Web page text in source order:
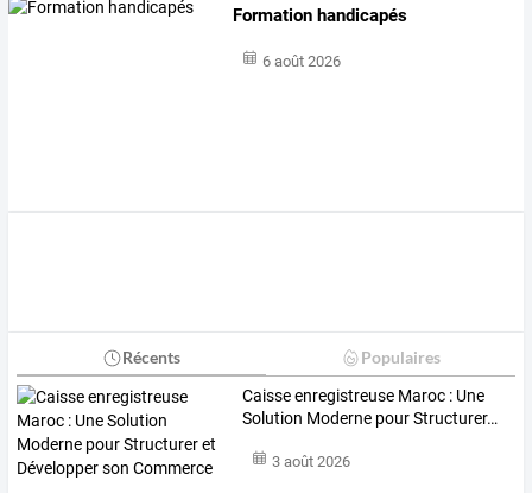
Formation handicapés
6 août 2026
Récents Populaires
Caisseenregistreuse Maroc : Une
Solution Moderne pourStructurer…
3 août 2026